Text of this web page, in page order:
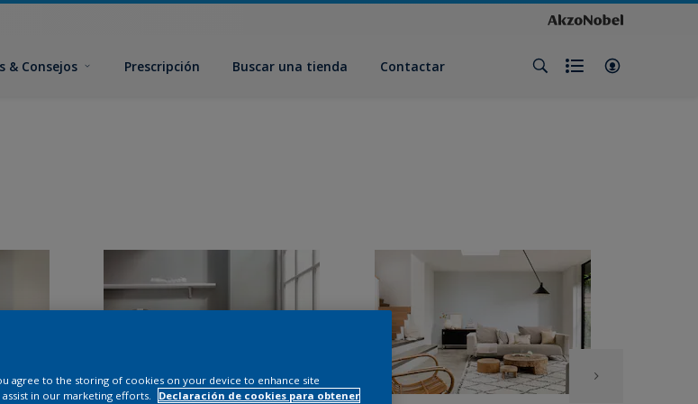
& Consejos Prescripción Buscar una tienda Contactar
agree to the storing of cookies on your device to enhance site
in our marketing efforts.
Declaración de cookies para obtener